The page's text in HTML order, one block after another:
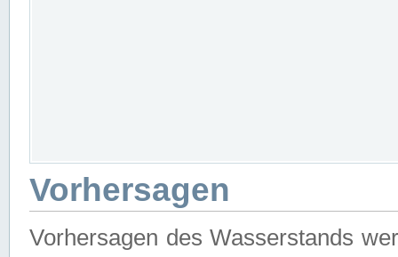
Vorhersagen
Vorhersagen des Wasserstands